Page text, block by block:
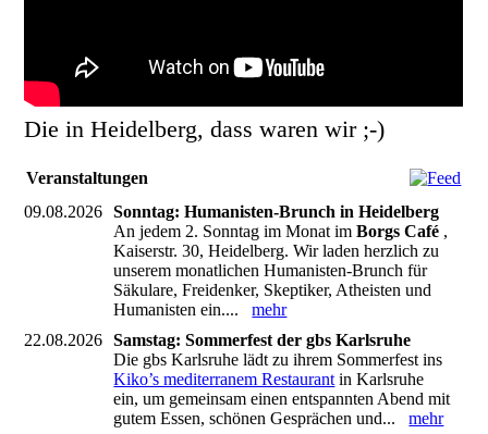
Die in Heidelberg, dass waren wir ;-)
Veranstaltungen
09.08.2026
Sonntag: Humanisten-Brunch in Heidelberg
An jedem 2. Sonntag im Monat imBorgs Café ,
Kaiserstr. 30, Heidelberg. Wir laden herzlich zu
unserem monatlichen Humanisten-Brunch für
Säkulare, Freidenker, Skeptiker, Atheisten und
Humanisten ein....mehr
22.08.2026
Samstag: Sommerfest der gbs Karlsruhe
Die gbs Karlsruhe lädt zu ihrem Sommerfest ins
Kiko’s mediterranem Restaurant in Karlsruhe
ein, um gemeinsam einen entspannten Abend mit
gutem Essen, schönen Gesprächen und...mehr